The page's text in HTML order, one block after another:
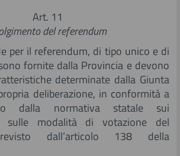
Art. 11
del referendum
per il referendum, di tipo unico e di
fornite dalla Provincia e devono
determinate dalla Giunta
deliberazione, in conformità a
dalla normativa statale sui
sulle modalità di votazione del
dall’articolo 138 della